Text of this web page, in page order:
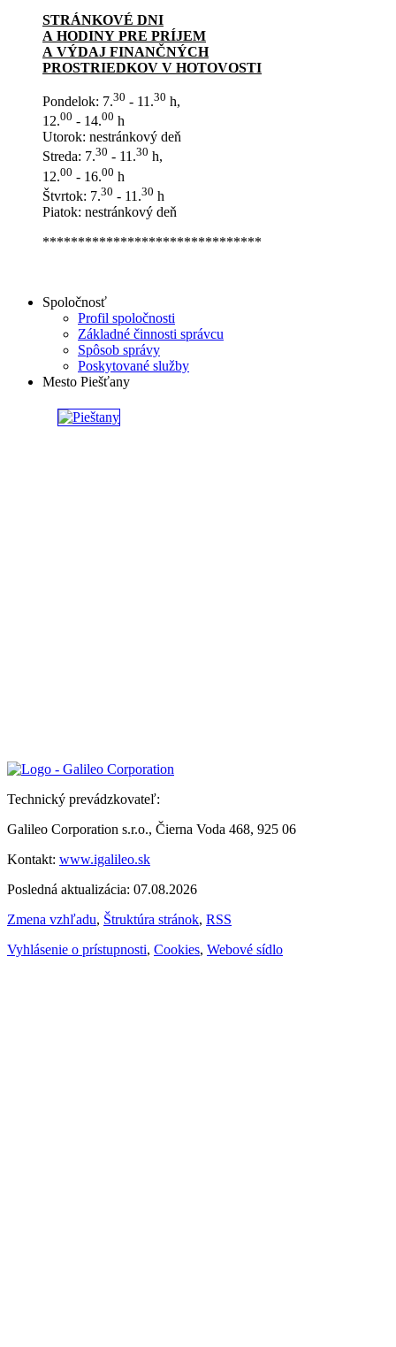
STRÁNKOVÉ DNI
A HODINY PRE PRÍJEM
A VÝDAJ FINANČNÝCH
PROSTRIEDKOV V HOTOVOSTI
Pondelok: 7.30 - 11.30 h,
12.00 - 14.00 h
Utorok: nestránkový deň
Streda: 7.30 - 11.30 h,
12.00 - 16.00 h
Štvrtok: 7.30 - 11.30 h
Piatok: nestránkový deň
*******************************
Spoločnosť
Profil spoločnosti
Základné činnosti správcu
Spôsob správy
Poskytované služby
Mesto Piešťany
Technický prevádzkovateľ:
Galileo Corporation s.r.o., Čierna Voda 468, 925 06
Kontakt: www.igalileo.sk
Posledná aktualizácia: 07.08.2026
Zmena vzhľadu, Štruktúra stránok, RSS
Vyhlásenie o prístupnosti, Cookies, Webové sídlo